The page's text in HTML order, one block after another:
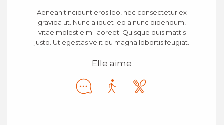
Aenean tincidunt eros leo, nec consectetur ex
gravida ut. Nunc aliquet leo a nunc bibendum,
vitae molestie mi laoreet. Quisque quis mattis
justo. Ut egestas velit eu magna lobortis feugiat.
Elle aime